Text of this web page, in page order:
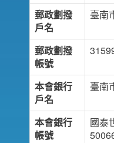
郵政劃撥
戶名
臺南
郵政劃撥
帳號
本會銀行
戶名
臺南
本會銀行
帳號
國泰